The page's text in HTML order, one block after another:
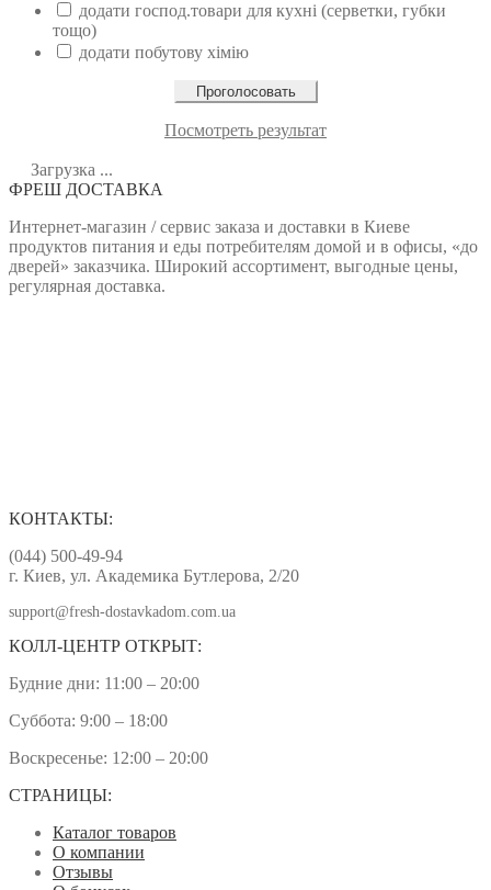
додати господ.товари для кухні (серветки, губки
тощо)
додати побутову хімію
Посмотреть результат
Загрузка ...
ФРЕШ ДОСТАВКА
Интернет-магазин / сервис заказа и доставки в Киеве
продуктов питания и еды потребителям домой и в офисы, «до
дверей» заказчика. Широкий ассортимент, выгодные цены,
регулярная доставка.
КОНТАКТЫ:
(044) 500-49-94
г. Киев, ул. Академика Бутлерова, 2/20
support@fresh-dostavkadom.com.ua
КОЛЛ-ЦЕНТР ОТКРЫТ:
Будние дни: 11:00 – 20:00
Суббота: 9:00 – 18:00
Воскресенье: 12:00 – 20:00
СТРАНИЦЫ:
Каталог товаров
О компании
Отзывы